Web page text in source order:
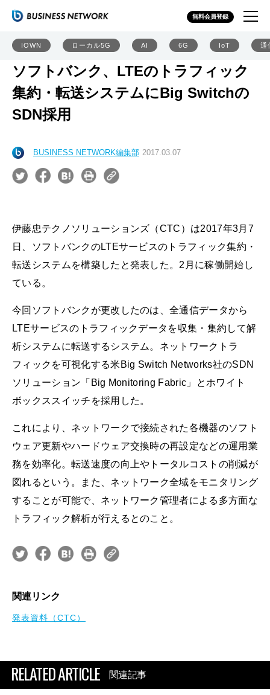
無料会員登録
IOWN ローカル5G AI 6G IoT 通
ソフトバンク、LTEのトラフィック
集約・転送システムにBig Switchの
SDN採用
BUSINESS NETWORK編集部 2017.03.07
伊藤忠テクノソリューションズ（CTC）は2017年3月7
日、ソフトバンクのLTEサービスのトラフィック集約・
転送システムを構築したと発表した。2月に稼働開始し
ている。
今回ソフトバンクが更改したのは、全通信データから
LTEサービスのトラフィックデータを収集・集約して解
析システムに転送するシステム。ネットワークトラ
フィックを可視化する米Big Switch Networks社のSDN
ソリューション「Big Monitoring Fabric」とホワイト
ボックススイッチを採用した。
これにより、ネットワークで接続された各機器のソフト
ウェア更新やハードウェア交換時の再設定などの運用業
務を効率化。転送速度の向上やトータルコストの削減が
図れるという。また、ネットワーク全域をモニタリング
することが可能で、ネットワーク管理者による多方面な
トラフィック解析が行えるとのこと。
関連リンク
発表資料（CTC）
RELATED ARTICLE 関連記事